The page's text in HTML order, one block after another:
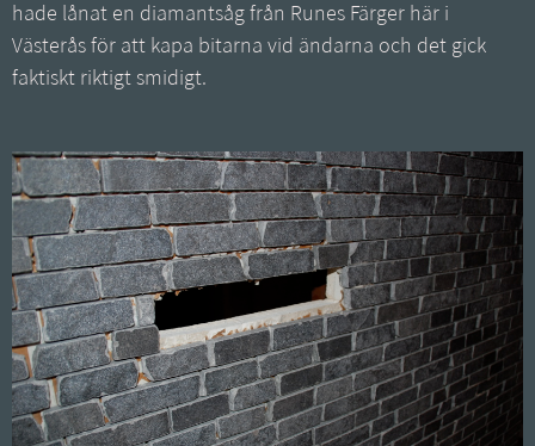
hade lånat en diamantsåg från Runes Färger här i
Västerås för att kapa bitarna vid ändarna och det gick
faktiskt riktigt smidigt.